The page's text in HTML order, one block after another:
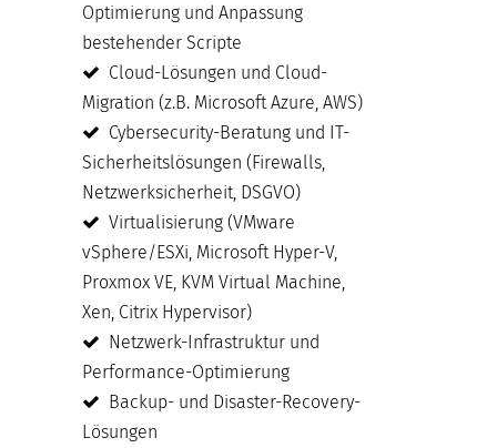
Optimierung und Anpassung
bestehender Scripte
Cloud-Lösungen und Cloud-
Migration (z.B. Microsoft Azure, AWS)
Cybersecurity-Beratung und IT-
Sicherheitslösungen (Firewalls,
Netzwerksicherheit, DSGVO)
Virtualisierung (VMware
vSphere/ESXi, Microsoft Hyper-V,
Proxmox VE, KVM Virtual Machine,
Xen, Citrix Hypervisor)
Netzwerk-Infrastruktur und
Performance-Optimierung
Backup- und Disaster-Recovery-
Lösungen